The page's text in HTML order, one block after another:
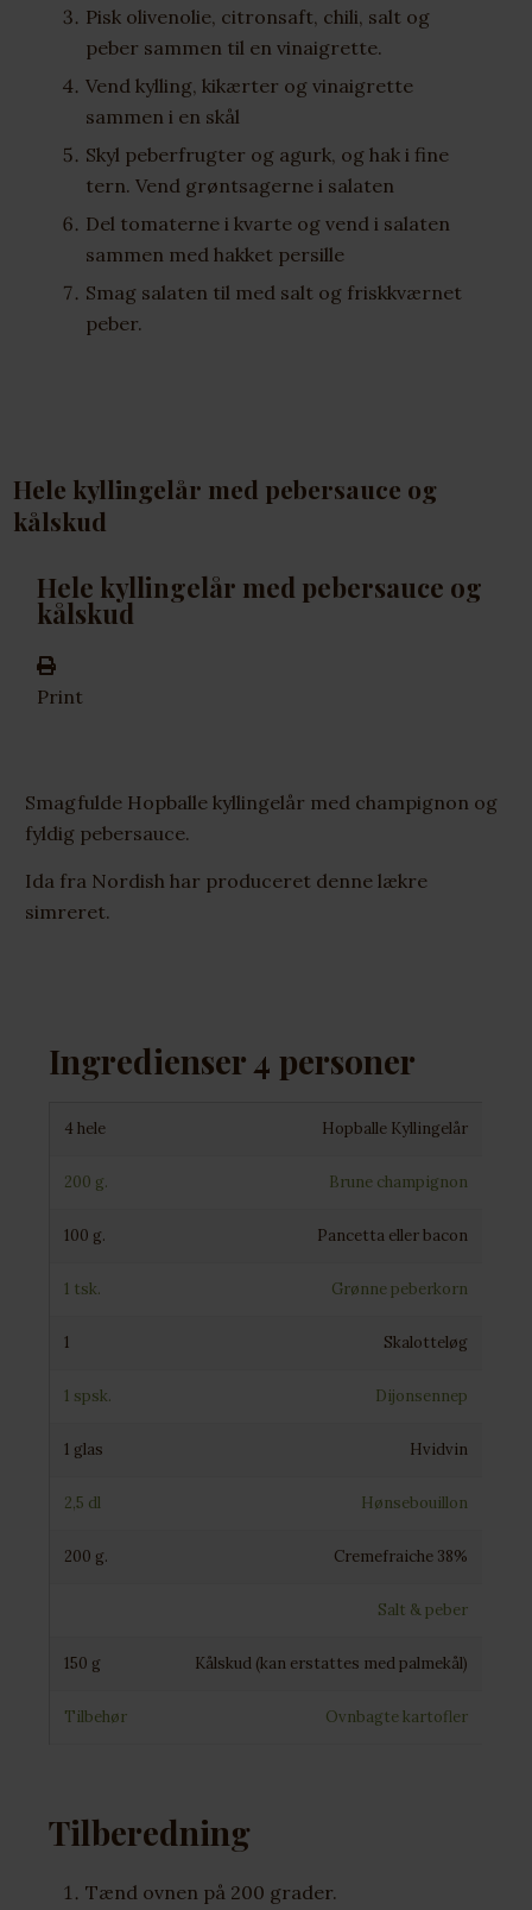
Pisk olivenolie, citronsaft, chili, salt og
peber sammen til en vinaigrette.
Vend kylling, kikærter og vinaigrette
sammen i en skål
Skyl peberfrugter og agurk, og hak i fine
tern. Vend grøntsagerne i salaten
Del tomaterne i kvarte og vend i salaten
sammen med hakket persille
Smag salaten til med salt og friskkværnet
peber.
Hele kyllingelår med pebersauce og
kålskud
Hele kyllingelår med pebersauce og
kålskud
Print
Smagfulde Hopballe kyllingelår med champignon og
fyldig pebersauce.
Ida fra Nordish har produceret denne lækre
simreret.
Ingredienser 4 personer
4 hele Hopballe Kyllingelår
200 g. Brune champignon
100 g. Pancetta eller bacon
1 tsk. Grønne peberkorn
1 Skalotteløg
1 spsk. Dijonsennep
1 glas Hvidvin
2,5 dl Hønsebouillon
200 g. Cremefraiche 38%
Salt & peber
150 g Kålskud (kan erstattes med palmekål)
Tilbehør Ovnbagte kartofler
Tilberedning
Tænd ovnen på 200 grader.